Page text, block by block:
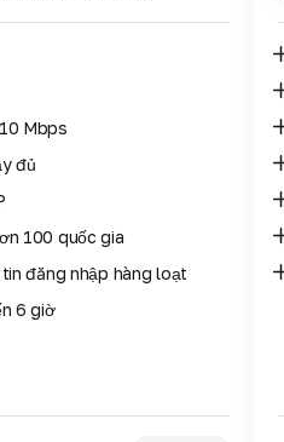
Mbps
đủ
100 quốc gia
đăng nhập hàng loạt
6 giờ